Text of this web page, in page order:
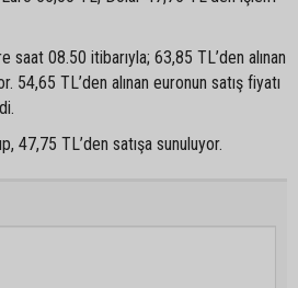
08.50 itibarıyla; 63,85 TL’den alınan
54,65 TL’den alınan euronun satış fiyatı
47,75 TL’den satışa sunuluyor.